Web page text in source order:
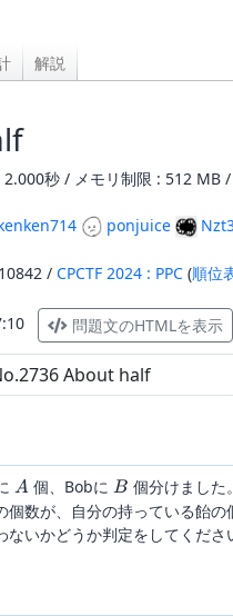
解説
秒 / メモリ制限 : 512 MB
ponjuice
/ CPCTF 2024 : PPC (順位
問題文のHTMLを表示
A
A 個、BobにB
B 個分けました。
数が、自分の持っている飴の
いかどうか判定をしてくださ